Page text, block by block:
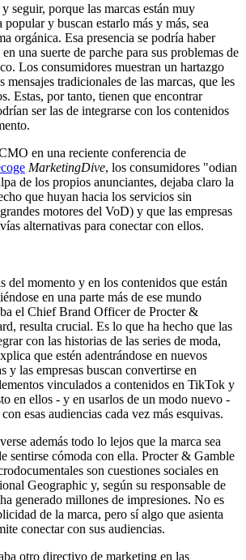
seguir, porque las marcas están muy
popular y buscan estarlo más y más, sea
orgánica. Esa presencia se podría haber
una suerte de parche para sus problemas de
Los consumidores muestran un hartazgo
mensajes tradicionales de las marcas, que les
Estas, por tanto, tienen que encontrar
ser las de integrarse con los contenidos
en una reciente conferencia de
MarketingDive, los consumidores "odian
de los propios anunciantes, dejaba claro la
que huyan hacia los servicios sin
motores del VoD) y que las empresas
alternativas para conectar con ellos.
del momento y en los contenidos que están
en una parte más de ese mundo
el Chief Brand Officer de Procter &
resulta crucial. Es lo que ha hecho que las
con las historias de las series de moda,
que estén adentrándose en nuevos
y las empresas buscan convertirse en
vinculados a contenidos en TikTok y
en ellos - y en usarlos de un modo nuevo -
esas audiencias cada vez más esquivas.
además todo lo lejos que la marca sea
sentirse cómoda con ella. Procter & Gamble
son cuestiones sociales en
Geographic y, según su responsable de
generado millones de impresiones. No es
de la marca, pero sí algo que asienta
conectar con sus audiencias.
otro directivo de marketing en las